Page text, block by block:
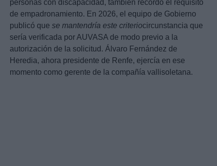
personas con discapacidad, también recordó el requisito
de empadronamiento. En 2026, el equipo de Gobierno
publicó que se mantendría este criteriocircunstancia que
sería verificada por AUVASA de modo previo a la
autorización de la solicitud. Álvaro Fernández de
Heredia, ahora presidente de Renfe, ejercía en ese
momento como gerente de la compañía vallisoletana.